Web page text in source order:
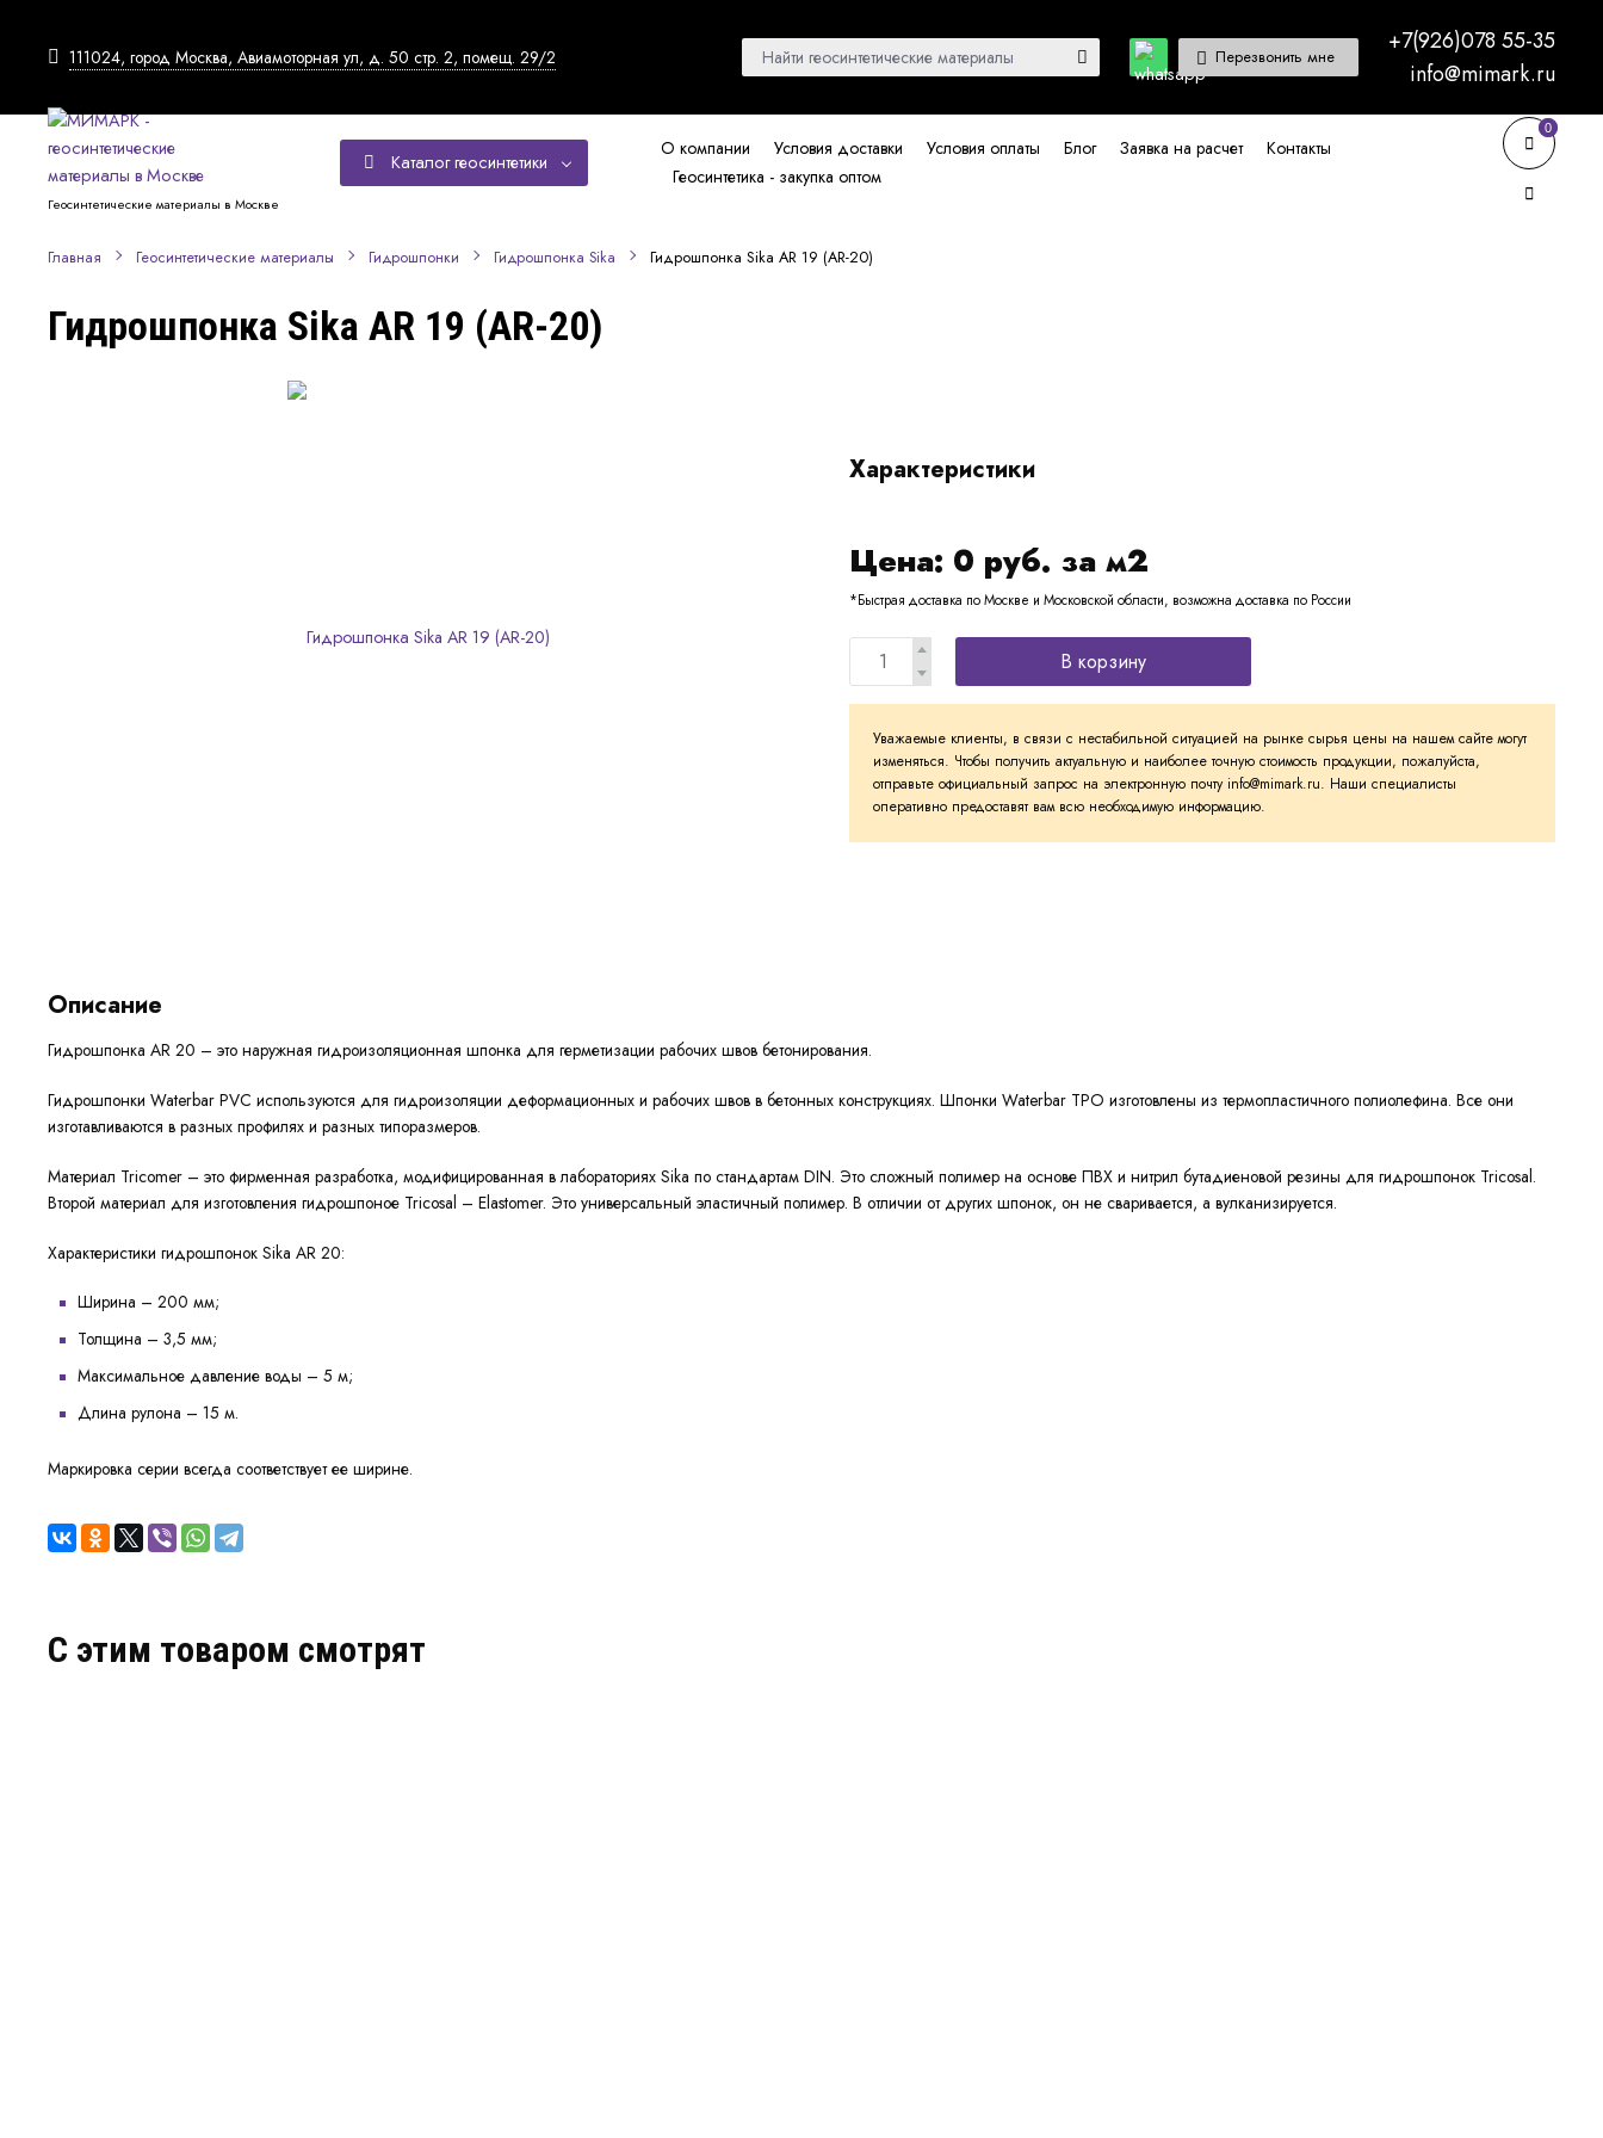
111024, город Москва, Авиамоторная ул, д. 50 стр. 2, помещ. 29/2 Перезвонить мне
+7(926)078 55-35
info@mimark.ru
Геосинтетические материалы в Москве
Каталог геосинтетики
О компании Условия доставки Условия оплаты Блог Заявка на расчет
Контакты
Геосинтетика - закупка оптом
0
0
Главная Геосинтетические материалы Гидрошпонки Гидрошпонка Sika Гидрошпонка Sika AR 19 (AR-20)
Гидрошпонка Sika AR 19 (AR-20)
Характеристики
Цена: 0 руб. за м2
*Быстрая доставка по Москве и Московской области, возможна доставка по России
В корзину
Уважаемые клиенты, в связи с нестабильной ситуацией на рынке сырья цены на нашем сайте могут
изменяться. Чтобы получить актуальную и наиболее точную стоимость продукции, пожалуйста,
отправьте официальный запрос на электронную почту info@mimark.ru. Наши специалисты
оперативно предоставят вам всю необходимую информацию.
Описание
Гидрошпонка AR 20 – это наружная гидроизоляционная шпонка для герметизации рабочих швов бетонирования.
Гидрошпонки Waterbar PVC используются для гидроизоляции деформационных и рабочих швов в бетонных конструкциях. Шпонки Waterbar TPO изготовлены из термопластичного полиолефина. Все они
изготавливаются в разных профилях и разных типоразмеров.
Материал Tricomer – это фирменная разработка, модифицированная в лабораториях Sika по стандартам DIN. Это сложный полимер на основе ПВХ и нитрил бутадиеновой резины для гидрошпонок Tricosal.
Второй материал для изготовления гидрошпоное Tricosal – Elastomer. Это универсальный эластичный полимер. В отличии от других шпонок, он не сваривается, а вулканизируется.
Характеристики гидрошпонок Sika AR 20:
Ширина – 200 мм;
Толщина – 3,5 мм;
Максимальное давление воды – 5 м;
Длина рулона – 15 м.
Маркировка серии всегда соответствует ее ширине.
C этим товаром смотрят